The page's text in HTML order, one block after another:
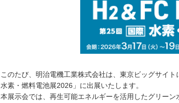
このたび、明治電機工業株式会社は、東京ビッグサイ
水素・燃料電池展2026」に出展いたします。
本展示会では、再生可能エネルギーを活用したグリー